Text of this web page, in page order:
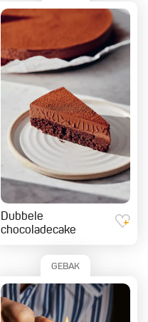
Dubbele
chocoladecake
GEBAK